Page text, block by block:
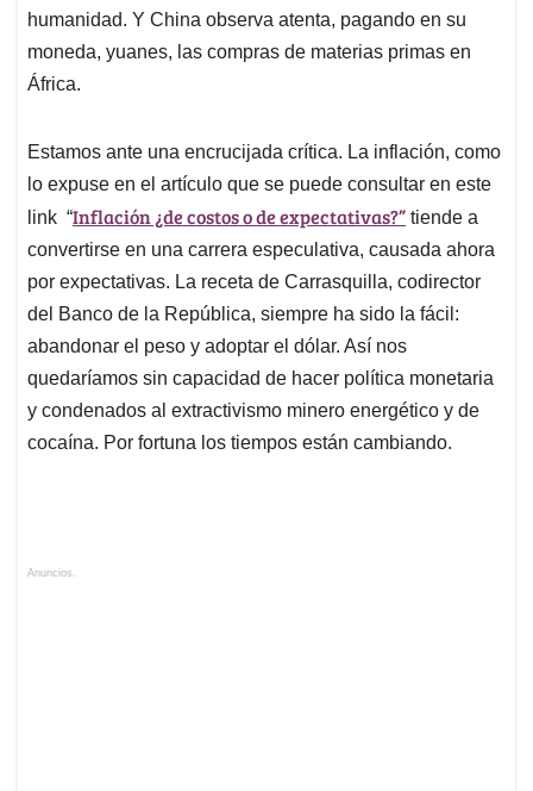
humanidad. Y China observa atenta, pagando en su
moneda, yuanes, las compras de materias primas en
África.
Estamos ante una encrucijada crítica. La inflación, como
lo expuse en el artículo que se puede consultar en este
link “Inflación ¿de costos o de expectativas?” tiende a
convertirse en una carrera especulativa, causada ahora
por expectativas. La receta de Carrasquilla, codirector
del Banco de la República, siempre ha sido la fácil:
abandonar el peso y adoptar el dólar. Así nos
quedaríamos sin capacidad de hacer política monetaria
y condenados al extractivismo minero energético y de
cocaína. Por fortuna los tiempos están cambiando.
Anuncios.